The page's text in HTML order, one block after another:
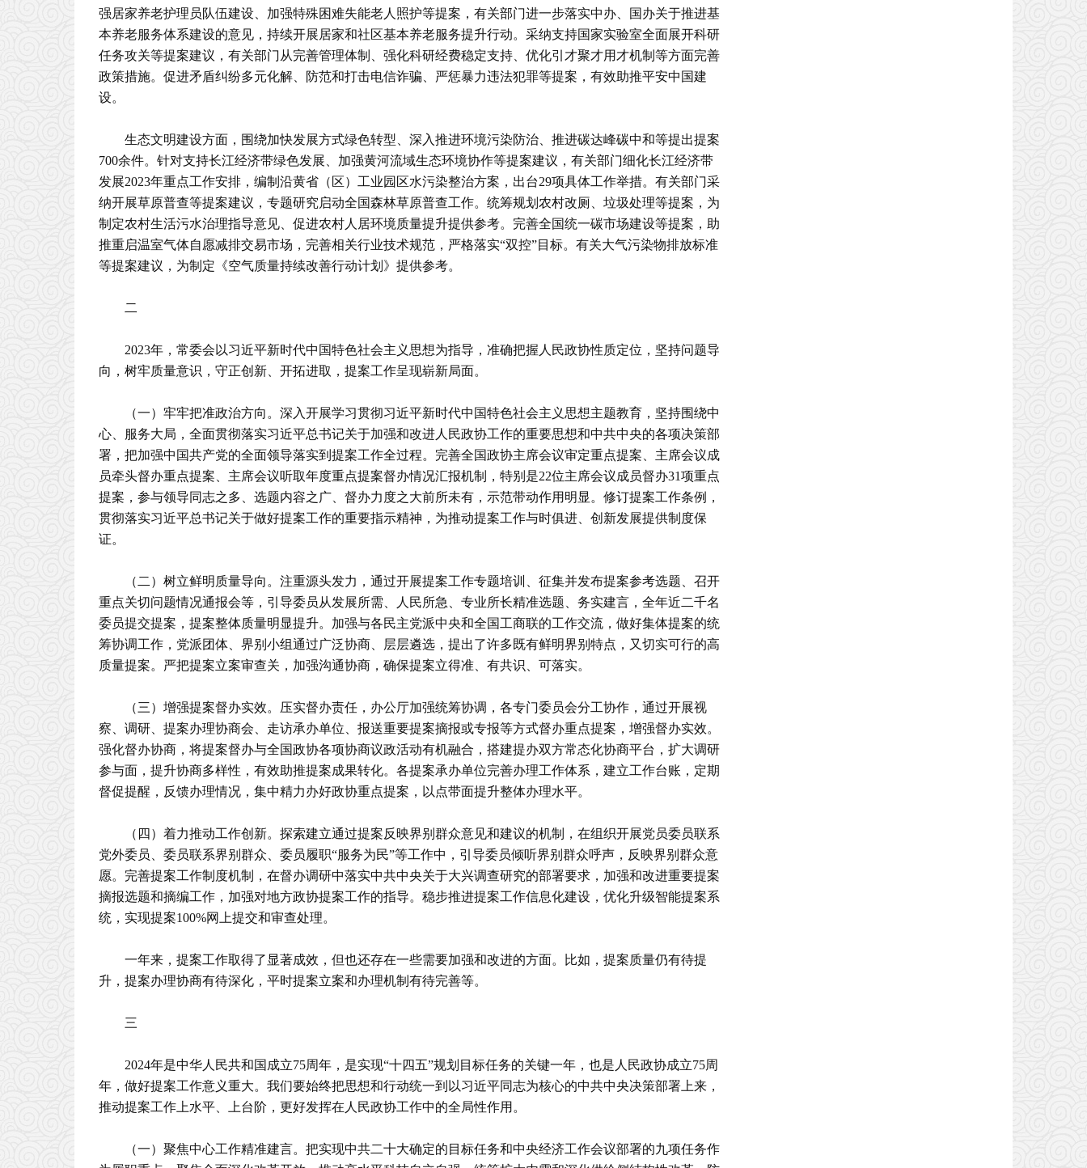
强居家养老护理员队伍建设、加强特殊困难失能老人照护等提案，有关部门进一步落实中办、国办关于推进基
本养老服务体系建设的意见，持续开展居家和社区基本养老服务提升行动。采纳支持国家实验室全面展开科研
任务攻关等提案建议，有关部门从完善管理体制、强化科研经费稳定支持、优化引才聚才用才机制等方面完善
政策措施。促进矛盾纠纷多元化解、防范和打击电信诈骗、严惩暴力违法犯罪等提案，有效助推平安中国建
设。
生态文明建设方面，围绕加快发展方式绿色转型、深入推进环境污染防治、推进碳达峰碳中和等提出提案
700余件。针对支持长江经济带绿色发展、加强黄河流域生态环境协作等提案建议，有关部门细化长江经济带
发展2023年重点工作安排，编制沿黄省（区）工业园区水污染整治方案，出台29项具体工作举措。有关部门采
纳开展草原普查等提案建议，专题研究启动全国森林草原普查工作。统筹规划农村改厕、垃圾处理等提案，为
制定农村生活污水治理指导意见、促进农村人居环境质量提升提供参考。完善全国统一碳市场建设等提案，助
推重启温室气体自愿减排交易市场，完善相关行业技术规范，严格落实“双控”目标。有关大气污染物排放标准
等提案建议，为制定《空气质量持续改善行动计划》提供参考。
二
2023年，常委会以习近平新时代中国特色社会主义思想为指导，准确把握人民政协性质定位，坚持问题导
向，树牢质量意识，守正创新、开拓进取，提案工作呈现崭新局面。
（一）牢牢把准政治方向。深入开展学习贯彻习近平新时代中国特色社会主义思想主题教育，坚持围绕中
心、服务大局，全面贯彻落实习近平总书记关于加强和改进人民政协工作的重要思想和中共中央的各项决策部
署，把加强中国共产党的全面领导落实到提案工作全过程。完善全国政协主席会议审定重点提案、主席会议成
员牵头督办重点提案、主席会议听取年度重点提案督办情况汇报机制，特别是22位主席会议成员督办31项重点
提案，参与领导同志之多、选题内容之广、督办力度之大前所未有，示范带动作用明显。修订提案工作条例，
贯彻落实习近平总书记关于做好提案工作的重要指示精神，为推动提案工作与时俱进、创新发展提供制度保
证。
（二）树立鲜明质量导向。注重源头发力，通过开展提案工作专题培训、征集并发布提案参考选题、召开
重点关切问题情况通报会等，引导委员从发展所需、人民所急、专业所长精准选题、务实建言，全年近二千名
委员提交提案，提案整体质量明显提升。加强与各民主党派中央和全国工商联的工作交流，做好集体提案的统
筹协调工作，党派团体、界别小组通过广泛协商、层层遴选，提出了许多既有鲜明界别特点，又切实可行的高
质量提案。严把提案立案审查关，加强沟通协商，确保提案立得准、有共识、可落实。
（三）增强提案督办实效。压实督办责任，办公厅加强统筹协调，各专门委员会分工协作，通过开展视
察、调研、提案办理协商会、走访承办单位、报送重要提案摘报或专报等方式督办重点提案，增强督办实效。
强化督办协商，将提案督办与全国政协各项协商议政活动有机融合，搭建提办双方常态化协商平台，扩大调研
参与面，提升协商多样性，有效助推提案成果转化。各提案承办单位完善办理工作体系，建立工作台账，定期
督促提醒，反馈办理情况，集中精力办好政协重点提案，以点带面提升整体办理水平。
（四）着力推动工作创新。探索建立通过提案反映界别群众意见和建议的机制，在组织开展党员委员联系
党外委员、委员联系界别群众、委员履职“服务为民”等工作中，引导委员倾听界别群众呼声，反映界别群众意
愿。完善提案工作制度机制，在督办调研中落实中共中央关于大兴调查研究的部署要求，加强和改进重要提案
摘报选题和摘编工作，加强对地方政协提案工作的指导。稳步推进提案工作信息化建设，优化升级智能提案系
统，实现提案100%网上提交和审查处理。
一年来，提案工作取得了显著成效，但也还存在一些需要加强和改进的方面。比如，提案质量仍有待提
升，提案办理协商有待深化，平时提案立案和办理机制有待完善等。
三
2024年是中华人民共和国成立75周年，是实现“十四五”规划目标任务的关键一年，也是人民政协成立75周
年，做好提案工作意义重大。我们要始终把思想和行动统一到以习近平同志为核心的中共中央决策部署上来，
推动提案工作上水平、上台阶，更好发挥在人民政协工作中的全局性作用。
（一）聚焦中心工作精准建言。把实现中共二十大确定的目标任务和中央经济工作会议部署的九项任务作